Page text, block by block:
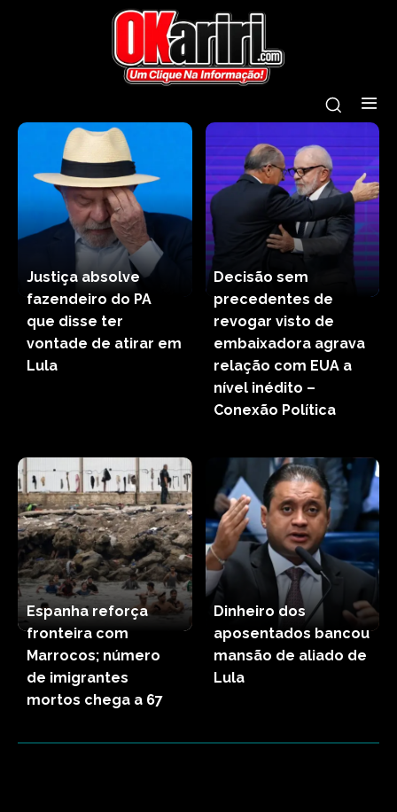
Justiça absolve
fazendeiro do PA
que disse ter
vontade de atirar em
Lula
Decisão sem
precedentes de
revogar visto de
embaixadora agrava
relação com EUA a
nível inédito –
Conexão Política
Espanha reforça
fronteira com
Marrocos; número
de imigrantes
mortos chega a 67
Dinheiro dos
aposentados bancou
mansão de aliado de
Lula